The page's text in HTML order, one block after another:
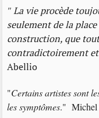
"La vie procède
seulement de la
construction, que tout
contradictoirement
Abellio
"Certains artistes sont
les symptômes." Michel